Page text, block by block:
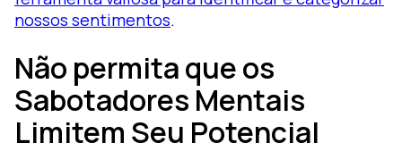
nossos sentimentos.
Não permita que os
Sabotadores Mentais
Limitem Seu Potencial